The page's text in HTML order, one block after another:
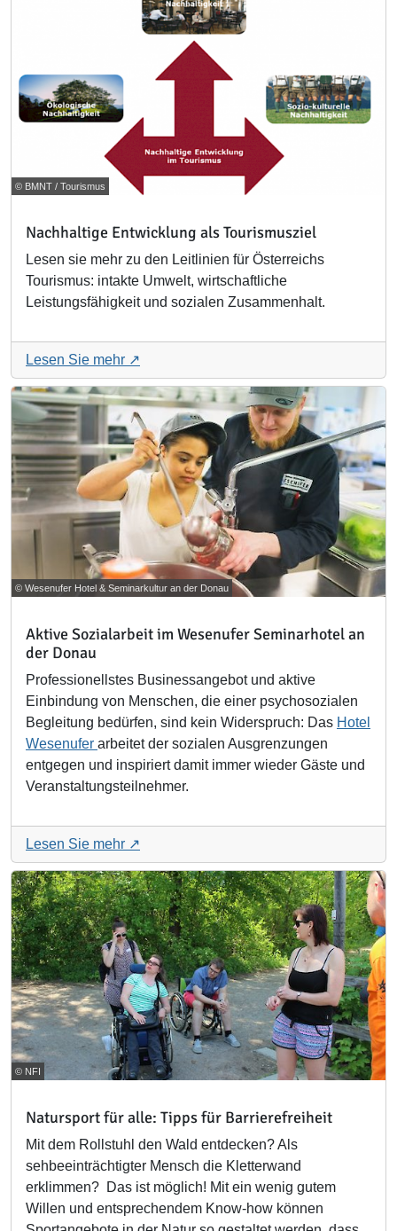
© BMNT / Tourismus
Nachhaltige Entwicklung als Tourismusziel
Lesen sie mehr zu den Leitlinien für Österreichs
Tourismus: intakte Umwelt, wirtschaftliche
Leistungsfähigkeit und sozialen Zusammenhalt.
Lesen Sie mehr
© Wesenufer Hotel & Seminarkultur an der Donau
Aktive Sozialarbeit im Wesenufer Seminarhotel an
der Donau
Professionellstes Businessangebot und aktive
Einbindung von Menschen, die einer psychosozialen
Begleitung bedürfen, sind kein Widerspruch: Das Hotel
Wesenufer arbeitet der sozialen Ausgrenzungen
entgegen und inspiriert damit immer wieder Gäste und
Veranstaltungsteilnehmer.
Lesen Sie mehr
© NFI
Natursport für alle: Tipps für Barrierefreiheit
Mit dem Rollstuhl den Wald entdecken? Als
sehbeeinträchtigter Mensch die Kletterwand
erklimmen? Das ist möglich! Mit ein wenig gutem
Willen und entsprechendem Know-how können